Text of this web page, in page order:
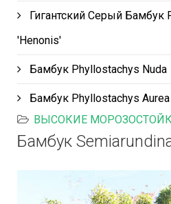
Гигантский Серый Бамбук
'Henonis'
Бамбук Phyllostachys Nuda
Бамбук Phyllostachys Aurea
ВЫСОКИЕ
Бамбук